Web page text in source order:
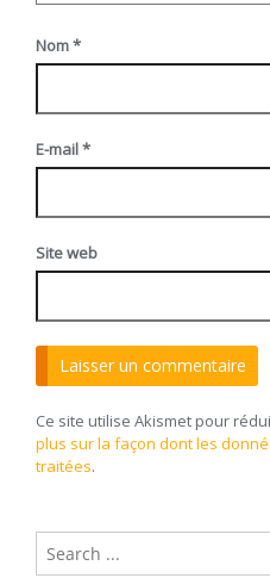
Nom*
E-mail*
Site web
Ce site utilise Akismet pour
plus sur la façon dont les
traitées.